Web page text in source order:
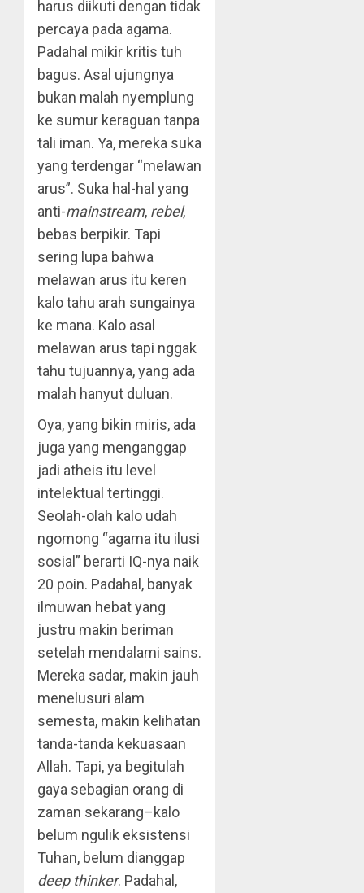
harus diikuti dengan tidak
percaya pada agama.
Padahal mikir kritis tuh
bagus. Asal ujungnya
bukan malah nyemplung
ke sumur keraguan tanpa
tali iman. Ya, mereka suka
yang terdengar “melawan
arus”. Suka hal-hal yang
anti-mainstream, rebel,
bebas berpikir. Tapi
sering lupa bahwa
melawan arus itu keren
kalo tahu arah sungainya
ke mana. Kalo asal
melawan arus tapi nggak
tahu tujuannya, yang ada
malah hanyut duluan.
Oya, yang bikin miris, ada
juga yang menganggap
jadi atheis itu level
intelektual tertinggi.
Seolah-olah kalo udah
ngomong “agama itu ilusi
sosial” berarti IQ-nya naik
20 poin. Padahal, banyak
ilmuwan hebat yang
justru makin beriman
setelah mendalami sains.
Mereka sadar, makin jauh
menelusuri alam
semesta, makin kelihatan
tanda-tanda kekuasaan
Allah. Tapi, ya begitulah
gaya sebagian orang di
zaman sekarang–kalo
belum ngulik eksistensi
Tuhan, belum dianggap
deep thinker. Padahal,